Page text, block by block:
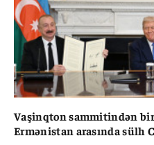
Vaşinqton sammitindən
Ermənistan arasında sülh